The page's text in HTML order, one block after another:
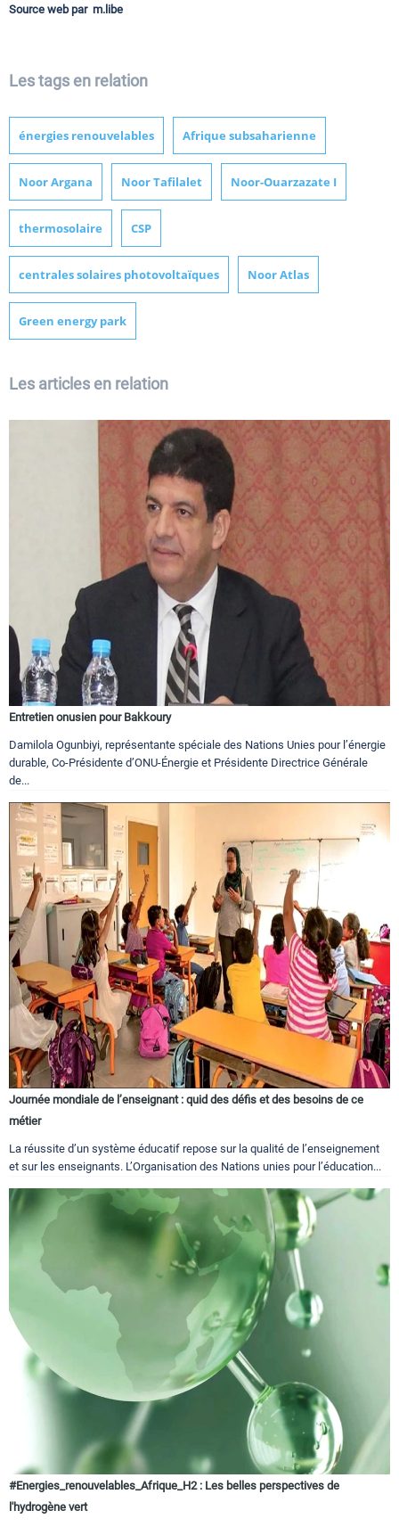
Source web par m.libe
Les tags en relation
énergies renouvelables Afrique subsaharienne
Noor Argana Noor Tafilalet Noor-Ouarzazate I
thermosolaire CSP
centrales solaires photovoltaïques Noor Atlas
Green energy park
Les articles en relation
Entretien onusien pour Bakkoury
Damilola Ogunbiyi, représentante spéciale des Nations Unies pour l’énergie
durable, Co-Présidente d’ONU-Énergie et Présidente Directrice Générale
de...
Journée mondiale de l’enseignant : quid des défis et des besoins de ce
métier
La réussite d’un système éducatif repose sur la qualité de l’enseignement
et sur les enseignants. L’Organisation des Nations unies pour l’éducation...
#Energies_renouvelables_Afrique_H2 : Les belles perspectives de
l'hydrogène vert